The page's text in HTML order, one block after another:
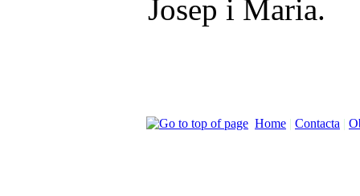
Josep i Maria.
Home | Contacta |